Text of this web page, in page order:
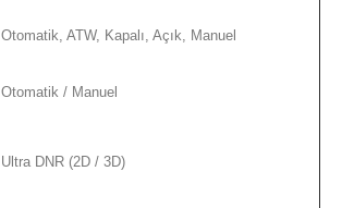
Otomatik, ATW, Kapalı, Açık, Manuel
Otomatik / Manuel
Ultra DNR (2D / 3D)